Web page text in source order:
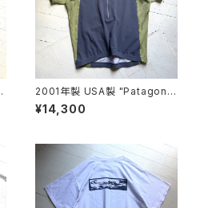
2001年製 USA製 "Patagoni
a" TERRA JERSEY
¥14,300